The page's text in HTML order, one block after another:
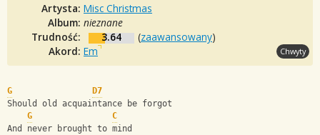
Artysta: Misc Christmas
Album: nieznane
Trudność:
3.64 (zaawansowany)
Akord: Em Chwyty
G
D7
Should old acquaintance be forgot
G
C
And never brought to mind